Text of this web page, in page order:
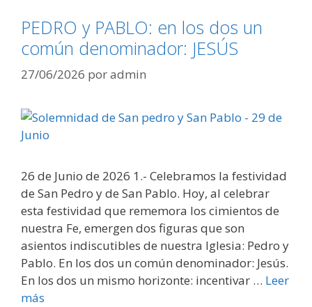
PEDRO y PABLO: en los dos un
común denominador: JESÚS
27/06/2026 poradmin
26 de Junio de 2026 1.- Celebramos la festividad
de San Pedro y de San Pablo. Hoy, al celebrar
esta festividad que rememora los cimientos de
nuestra Fe, emergen dos figuras que son
asientos indiscutibles de nuestra Iglesia: Pedro y
Pablo. En los dos un común denominador: Jesús.
En los dos un mismo horizonte: incentivar … Leer
más